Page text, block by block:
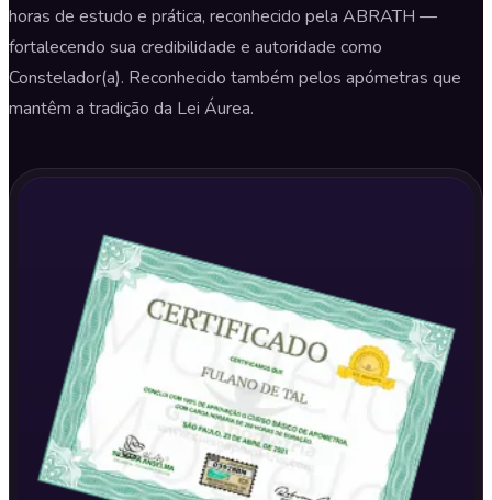
horas de estudo e prática, reconhecido pela ABRATH —
fortalecendo sua credibilidade e autoridade como
Constelador(a). Reconhecido também pelos apómetras que
mantêm a tradição da Lei Áurea.